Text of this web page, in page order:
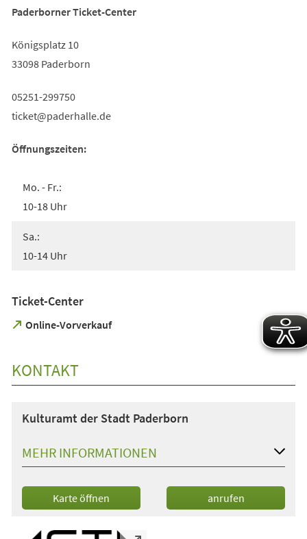
Paderborner Ticket-Center
Königsplatz 10
33098 Paderborn
05251-299750
ticket
paderhalle de
Öffnungszeiten:
Mo. - Fr.:
10-18 Uhr
Sa.:
10-14 Uhr
Ticket-Center
Online-Vorverkauf
(Öffnet
neuen
Tab)
KONTAKT
Kulturamt der Stadt Paderborn
MEHR INFORMATIONEN
Karte öffnen
(Öffnet
in
neuen
anrufen